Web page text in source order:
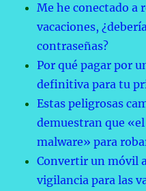
Me he conectado a
vacaciones,
contraseñas?
Por qué pagar por
definitiva para tu
Estas peligrosas
demuestran que
malware» para
Convertir un móvil
vigilancia para las